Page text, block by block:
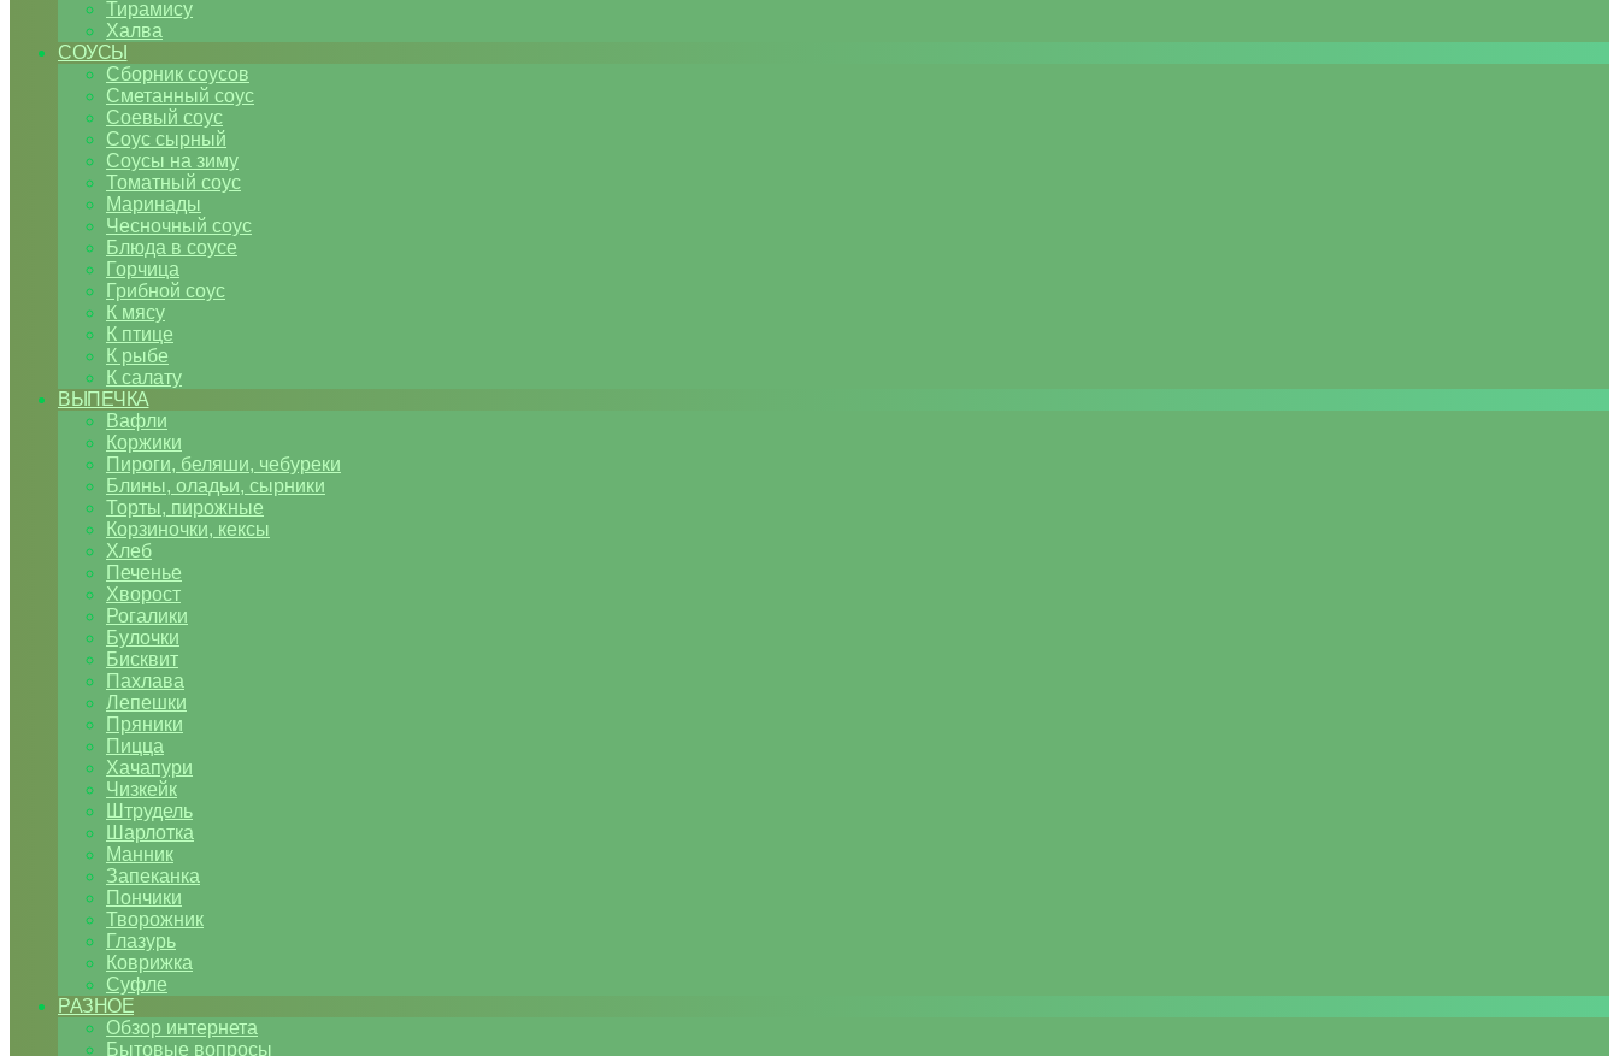
Тирамису
Халва
СОУСЫ
Сборник соусов
Сметанный соус
Соевый соус
Соус сырный
Соусы на зиму
Томатный соус
Маринады
Чесночный соус
Блюда в соусе
Горчица
Грибной соус
К мясу
К птице
К рыбе
К салату
ВЫПЕЧКА
Вафли
Коржики
Пироги, беляши, чебуреки
Блины, оладьи, сырники
Торты, пирожные
Корзиночки, кексы
Хлеб
Печенье
Хворост
Рогалики
Булочки
Бисквит
Пахлава
Лепешки
Пряники
Пицца
Хачапури
Чизкейк
Штрудель
Шарлотка
Манник
Запеканка
Пончики
Творожник
Глазурь
Коврижка
Суфле
РАЗНОЕ
Обзор интернета
Бытовые вопросы